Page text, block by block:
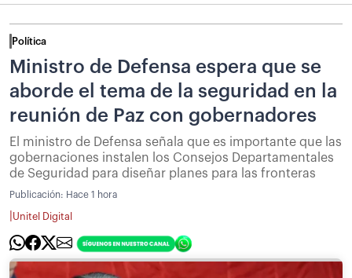
Política
Ministro de Defensa espera que se
aborde el tema de la seguridad en la
reunión de Paz con gobernadores
El ministro de Defensa señala que es importante que las
gobernaciones instalen los Consejos Departamentales
de Seguridad para diseñar planes para las fronteras
Publicación: Hace 1 hora
Unitel Digital